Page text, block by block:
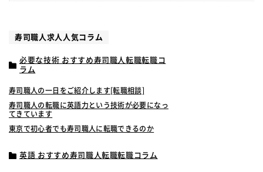
寿司職人求人人気コラム
必要な技術 おすすめ寿司職人転職転職コ
ラム
寿司職人の一日をご紹介します[転職相談]
寿司職人の転職に英語力という技術が必要になっ
てきています
東京で初心者でも寿司職人に転職できるのか
英語 おすすめ寿司職人転職転職コラム